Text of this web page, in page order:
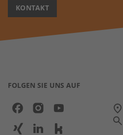
KONTAKT
FOLGEN SIE UNS AUF